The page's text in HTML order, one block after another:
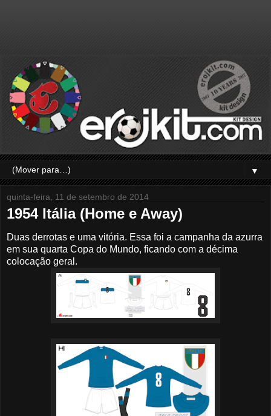
▼
quinta-feira, 11 de setembro de 2014
1954 Itália (Home e Away)
Duas derrotas e uma vitória. Essa foi a campanha da azurra
em sua quarta Copa do Mundo, ficando com a décima
colocação geral.